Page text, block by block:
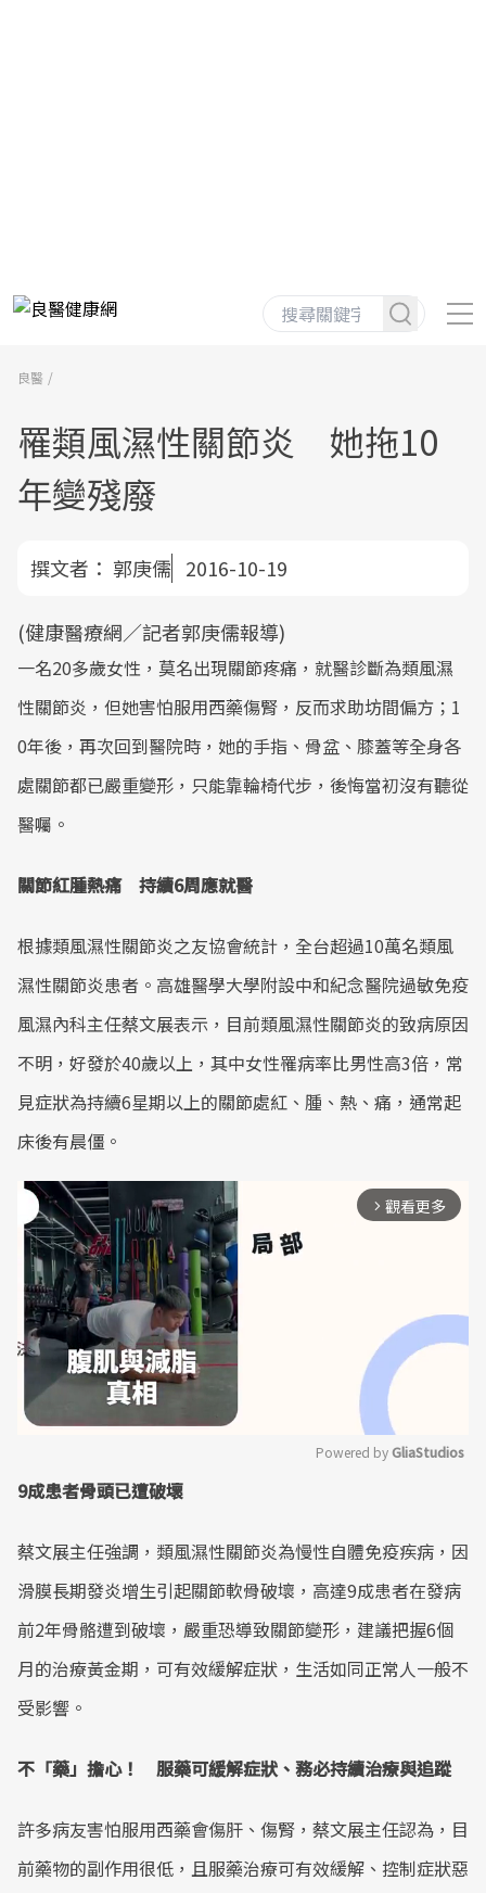
良醫
罹類風濕性關節炎 她拖10
年變殘廢
撰文者： 郭庚儒 2016-10-19
(健康醫療網／記者郭庚儒報導)
一名20多歲女性，莫名出現關節疼痛，就醫診斷為類風濕
性關節炎，但她害怕服用西藥傷腎，反而求助坊間偏方；1
0年後，再次回到醫院時，她的手指、骨盆、膝蓋等全身各
處關節都已嚴重變形，只能靠輪椅代步，後悔當初沒有聽從
醫囑。
關節紅腫熱痛 持續6周應就醫
根據類風濕性關節炎之友協會統計，全台超過10萬名類風
濕性關節炎患者。高雄醫學大學附設中和紀念醫院過敏免疫
風濕內科主任蔡文展表示，目前類風濕性關節炎的致病原因
不明，好發於40歲以上，其中女性罹病率比男性高3倍，常
見症狀為持續6星期以上的關節處紅、腫、熱、痛，通常起
床後有晨僵。
arrow_forward_ios 觀看更多
Powered by GliaStudios
9成患者骨頭已遭破壞
蔡文展主任強調，類風濕性關節炎為慢性自體免疫疾病，因
滑膜長期發炎增生引起關節軟骨破壞，高達9成患者在發病
前2年骨骼遭到破壞，嚴重恐導致關節變形，建議把握6個
月的治療黃金期，可有效緩解症狀，生活如同正常人一般不
受影響。
不「藥」擔心！ 服藥可緩解症狀、務必持續治療與追蹤
許多病友害怕服用西藥會傷肝、傷腎，蔡文展主任認為，目
前藥物的副作用很低，且服藥治療可有效緩解、控制症狀惡